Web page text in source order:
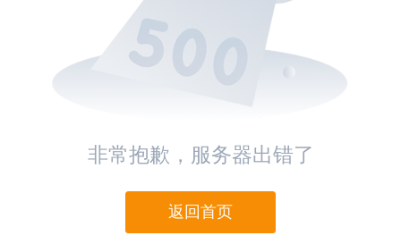
非常抱歉，服务器出错了
返回首页